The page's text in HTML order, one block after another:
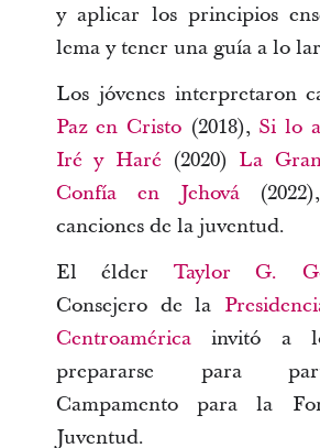
y aplicar los principios
lema y tener una guía a lo
Los jóvenes interpretaron
Paz en Cristo (2018), Si lo
Iré y Haré (2020) La
Confía en Jehová
canciones de la juventud.
El élder Taylor G.
Consejero de la
Centroaméricainvitó a
prepararse para
Campamento para la
Juventud.